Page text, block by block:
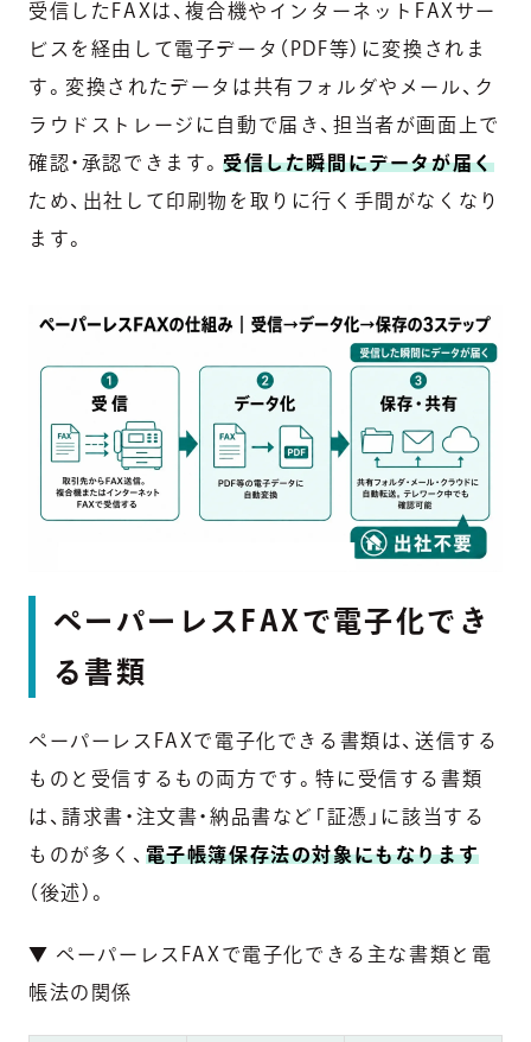
受信したFAXは、複合機やインターネットFAXサー
ビスを経由して電子データ（PDF等）に変換されま
す。変換されたデータは共有フォルダやメール、ク
ラウドストレージに自動で届き、担当者が画面上で
確認・承認できます。 受信した瞬間にデータが届く
ため、出社して印刷物を取りに行く手間がなくなり
ます。
ペーパーレスFAXで電子化でき
る書類
ペーパーレスFAXで電子化できる書類は、送信する
ものと受信するもの両方です。特に受信する書類
は、請求書・注文書・納品書など「証憑」に該当する
ものが多く、 電子帳簿保存法の対象にもなります
（後述）。
▼ ペーパーレスFAXで電子化できる主な書類と電
帳法の関係